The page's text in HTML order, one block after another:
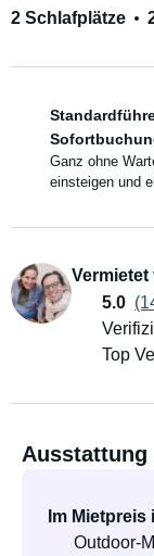
2 Schlafplätze
Ganz ohne
einsteigen und
5.0
Top
Ausstattung
Im
Outdoor-